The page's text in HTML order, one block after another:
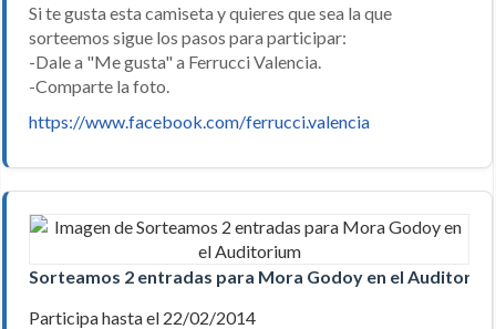
Si te gusta esta camiseta y quieres que sea la que
sorteemos sigue los pasos para participar:
-Dale a "Me gusta" a Ferrucci Valencia.
-Comparte la foto.
https://www.facebook.com/ferrucci.valencia
Sorteamos 2 entradas para Mora Godoy en el
Participa hasta el 22/02/2014